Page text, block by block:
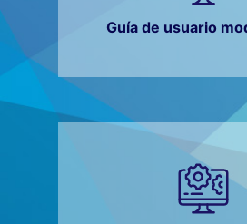
Guía de usuario